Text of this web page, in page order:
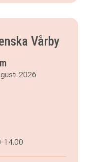
Vårby
2026
14.00